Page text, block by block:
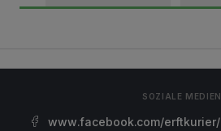
SOZIALE MEDIEN
www.facebook.com/erftkurier/